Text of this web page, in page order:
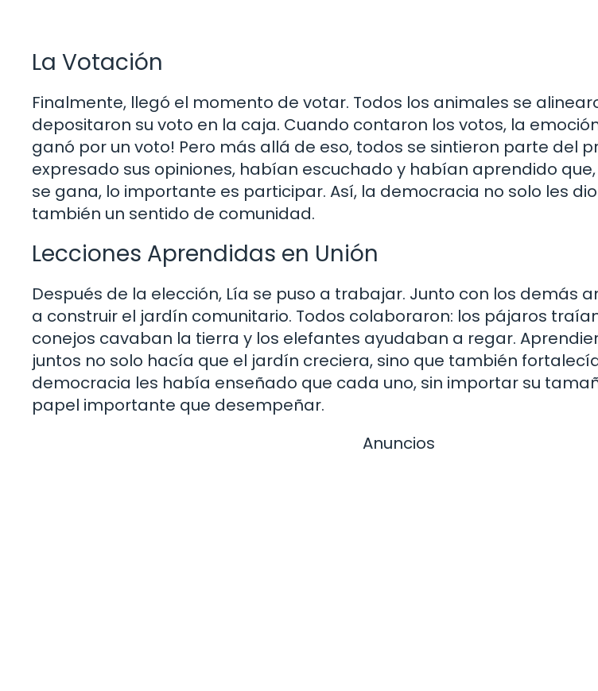
La Votación
Finalmente, llegó el momento de votar. Todos los animales se
depositaron su voto en la caja. Cuando contaron los votos, la
ganó por un voto! Pero más allá de eso, todos se sintieron parte del
expresado sus opiniones, habían escuchado y habían aprendido
se gana, lo importante es participar. Así, la democracia no solo les
también un sentido de comunidad.
Lecciones Aprendidas en Unión
Después de la elección, Lía se puso a trabajar. Junto con los demás
a construir el jardín comunitario. Todos colaboraron: los pájaros
conejos cavaban la tierra y los elefantes ayudaban a regar.
juntos no solo hacía que el jardín creciera, sino que también
democracia les había enseñado que cada uno, sin importar su
papel importante que desempeñar.
Anuncios